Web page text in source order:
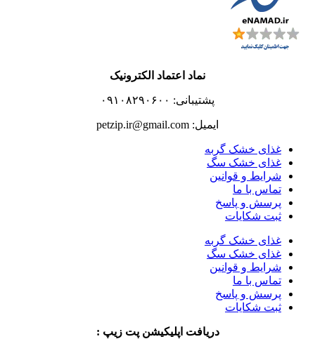
نماد اعتماد الکترونیک
پشتیبانی: ۰۹۱۰۸۲۹۰۶۰۰
ایمیل: petzip.ir@gmail.com
غذای خشک گربه
غذای خشک سگ
شرایط و قوانین
تماس با ما
پرسش و پاسخ
ثبت شکایات
غذای خشک گربه
غذای خشک سگ
شرایط و قوانین
تماس با ما
پرسش و پاسخ
ثبت شکایات
دریافت اپلیکیشن پت زیپ :